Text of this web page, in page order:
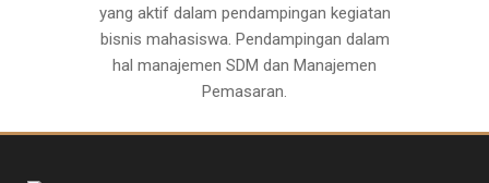
yang aktif dalam pendampingan kegiatan
bisnis mahasiswa. Pendampingan dalam
hal manajemen SDM dan Manajemen
Pemasaran.